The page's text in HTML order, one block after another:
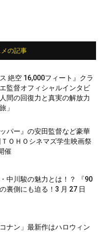
の記事
絶空 16,000フィート』クラ
監督オフィシャルインタビ
間の回復力と真実の解放力
」
パー』の安田監督など豪華
ＯＨＯシネマズ学生映画祭
催
中川駿の魅力とは！？ 『90
裏側にも迫る！3 月 27 日
ナン」最新作はハロウィン